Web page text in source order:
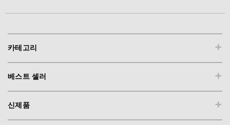
+
카테고리
+
베스트 셀러
+
신제품